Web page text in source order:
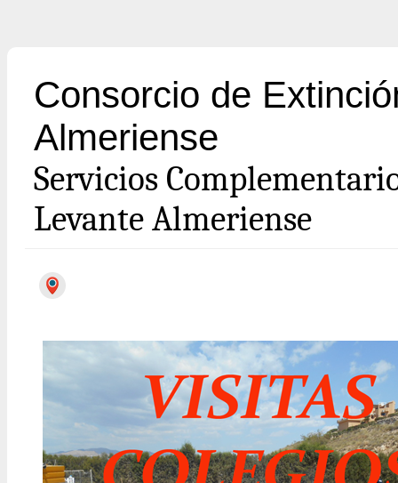
Consorcio de
Almeriense
Servicios
Levante Almeriense